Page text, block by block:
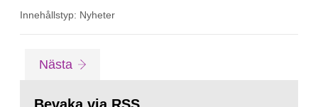
Strålsäkerhetsmyndighetens årliga undersökning
Innehållstyp: Nyheter
Nästa sida